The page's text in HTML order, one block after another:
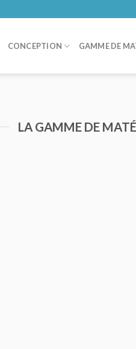
CONCEPTION GAMME DE
LA GAMME DE